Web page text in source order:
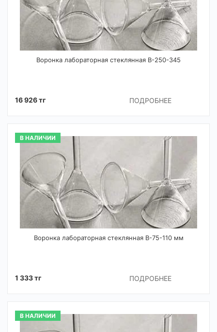
Воронка лабораторная стеклянная В-250-345
16 926 тг ПОДРОБНЕЕ
В НАЛИЧИИ
Воронка лабораторная стеклянная В-75-110 мм
1 333 тг ПОДРОБНЕЕ
В НАЛИЧИИ